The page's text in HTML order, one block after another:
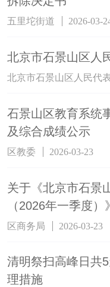
五里坨街道 2026-03-
北京市石景山区人
北京市石景山区人民代
石景山区教育系统
及综合成绩公示
区教委 2026-03-23
关于《北京市石景
（2026年一季度
区商务局 2026-03-23
清明祭扫高峰日共
理措施